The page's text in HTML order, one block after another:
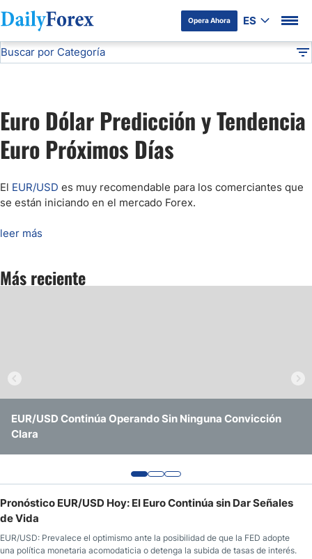
Opera Ahora ES
Divulgación del Anunciante
Buscar por Categoría
Análisis de Mercados Bursátiles
Pronóstico del S&P 500 Hoy
Pronóstico Semanal Forex
Señales de Trading Gratis y Alertas del Mercado Diario
Euro Dólar Predicción y Tendencia
Euro Próximos Días
El EUR/USD es muy recomendable para los comerciantes que
se están iniciando en el mercado Forex.
leer más
Más reciente
EUR/USD Continúa Operando Sin Ninguna Convicción
Clara
EUR/USD en Agosto de 2026: Pronóstico, Niveles Clave y
Qué Esperar de la Fed y el BCE
EUR/USD Sigue Atrapado Entre Niveles Clave y Señales
Confusas
Pronóstico EUR/USD Hoy: El Euro Continúa sin Dar Señales
de Vida
EUR/USD: Prevalece el optimismo ante la posibilidad de que la FED adopte
una política monetaria acomodaticia o detenga la subida de tasas de interés.